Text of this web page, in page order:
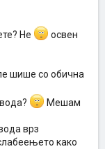
Не
освен
шише со обична
Мешам
врз
како